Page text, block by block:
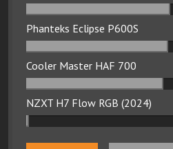
Phanteks Eclipse P600S
Cooler Master HAF 700
NZXT H7 Flow RGB (2024)